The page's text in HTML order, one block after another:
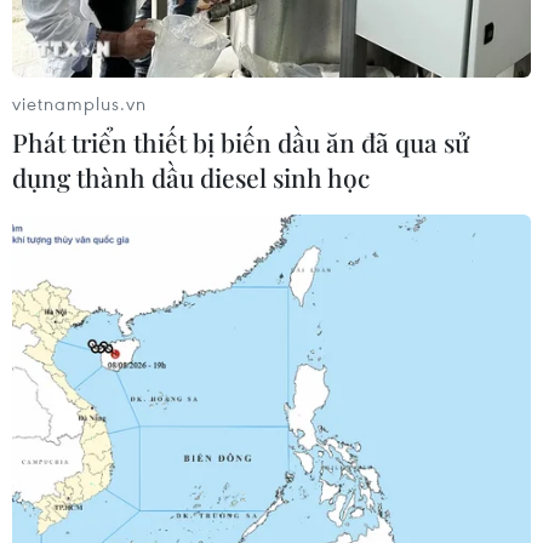
Khai mạc mùa du lịch Thái Nguyên
“Khám phá vùng đất huyền thoại"
24/04/2022 04:31
Những năm gần đây, sản phẩm du lịch của Thái
Nguyên đã dần khẳng định được thương hiệu, trở thành
một điểm đến hấp dẫn của du khách trong nước và
quốc tế.
vietnamplus.vn
Phát triển thiết bị biến dầu ăn đã qua sử
dụng thành dầu diesel sinh học